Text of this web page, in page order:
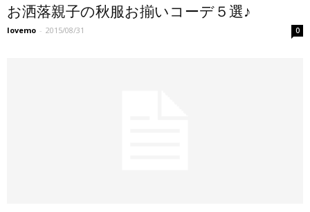
お洒落親子の秋服お揃いコーデ５選♪
lovemo - 2015/08/31 0